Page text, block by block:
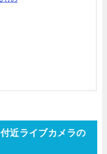
近ライブカメラの